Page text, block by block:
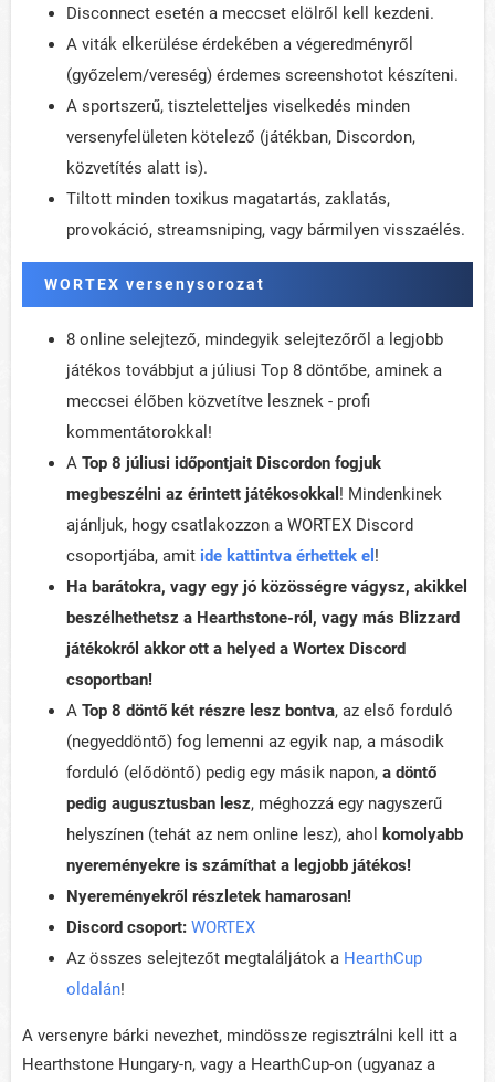
Disconnect esetén a meccset elölről kell kezdeni.
A viták elkerülése érdekében a végeredményről
(győzelem/vereség) érdemes screenshotot készíteni.
A sportszerű, tiszteletteljes viselkedés minden
versenyfelületen kötelező (játékban, Discordon,
közvetítés alatt is).
Tiltott minden toxikus magatartás, zaklatás,
provokáció, streamsniping, vagy bármilyen visszaélés.
WORTEX versenysorozat
8 online selejtező, mindegyik selejtezőről a legjobb
játékos továbbjut a júliusi Top 8 döntőbe, aminek a
meccsei élőben közvetítve lesznek - profi
kommentátorokkal!
A Top 8 júliusi időpontjait Discordon fogjuk
megbeszélni az érintett játékosokkal ! Mindenkinek
ajánljuk, hogy csatlakozzon a WORTEX Discord
csoportjába, amit ide kattintva érhettek el !
Ha barátokra, vagy egy jó közösségre vágysz, akikkel
beszélhethetsz a Hearthstone-ról, vagy más Blizzard
játékokról akkor ott a helyed a Wortex Discord
csoportban!
A Top 8 döntő két részre lesz bontva, az első forduló
(negyeddöntő) fog lemenni az egyik nap, a második
forduló (elődöntő) pedig egy másik napon, a döntő
pedig augusztusban lesz, méghozzá egy nagyszerű
helyszínen (tehát az nem online lesz), ahol
komolyabb
nyereményekre is számíthat a legjobb játékos!
Nyereményekről részletek hamarosan!
Discord csoport: WORTEX
Az összes selejtezőt megtaláljátok a HearthCup
oldalán!
A versenyre bárki nevezhet, mindössze regisztrálni kell itt a
Hearthstone Hungary-n, vagy a HearthCup-on (ugyanaz a